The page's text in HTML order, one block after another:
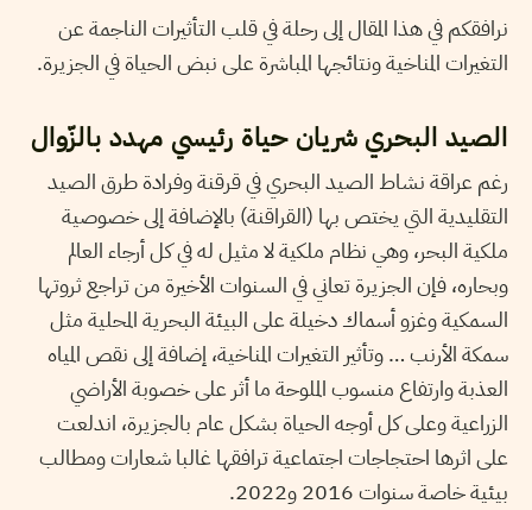
نرافقكم في هذا المقال إلى رحلة في قلب التأثيرات الناجمة عن
التغيرات المناخية ونتائجها المباشرة على نبض الحياة في الجزيرة.
الصيد البحري شريان حياة رئيسي مهدد بالزّوال
رغم عراقة نشاط الصيد البحري في قرقنة وفرادة طرق الصيد
التقليدية التي يختص بها (القراقنة) بالإضافة إلى خصوصية
ملكية البحر، وهي نظام ملكية لا مثيل له في كل أرجاء العالم
وبحاره، فإن الجزيرة تعاني في السنوات الأخيرة من تراجع ثروتها
السمكية وغزو أسماك دخيلة على البيئة البحرية المحلية مثل
سمكة الأرنب … وتأثير التغيرات المناخية، إضافة إلى نقص المياه
العذبة وارتفاع منسوب الملوحة ما أثر على خصوبة الأراضي
الزراعية وعلى كل أوجه الحياة بشكل عام بالجزيرة، اندلعت
على اثرها احتجاجات اجتماعية ترافقها غالبا شعارات ومطالب
بيئية خاصة سنوات 2016 و2022.